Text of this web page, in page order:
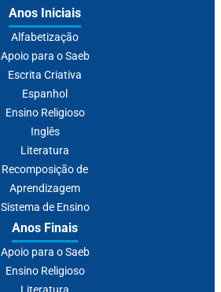
Anos Iniciais
Alfabetização
Apoio para o Saeb
Escrita Criativa
Espanhol
Ensino Religioso
Inglês
Literatura
Recomposição de
Aprendizagem
Sistema de Ensino
Anos Finais
Apoio para o Saeb
Ensino Religioso